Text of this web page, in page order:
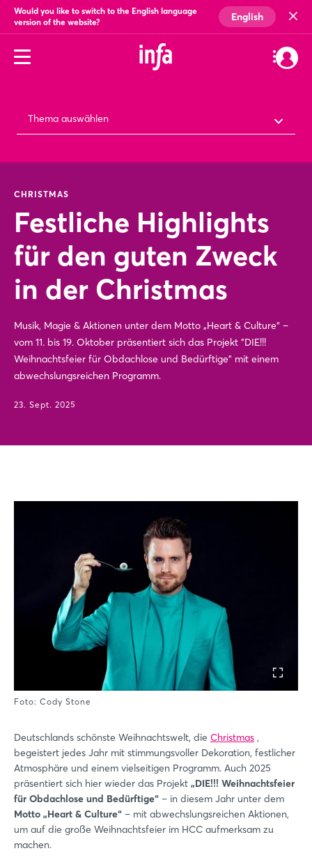
Would you like to switch to the English language
version of the website?
English
Thema auswählen
CHRISTMAS
Festliche Highlights
für den guten Zweck
in der Christmas
Musik, Magie & Aktionen unter dem Motto „Heart & Culture“ –
vom 11. bis 19. Oktober präsentiert sich das Projekt "DIE!!!
Weihnachtsfeier für Obdachlose und Bedürftige" mit einem
abwechslungsreichen Programm.
23. Sept. 2025
Foto: Cody Stone
Deutschlands schönste Weihnachtswelt, die Christmas ,
begeistert jedes Jahr mit stimmungsvoller Dekoration, festlicher
Atmosphäre und einem vielseitigen Programm. Auch 2025
präsentiert sich hier wieder das Projekt „DIE!!! Weihnachtsfeier
für Obdachlose und Bedürftige“ – in diesem Jahr unter dem
Motto „Heart & Culture“ – mit abwechslungsreichen Aktionen,
um auf die große Weihnachtsfeier im HCC aufmerksam zu
machen.